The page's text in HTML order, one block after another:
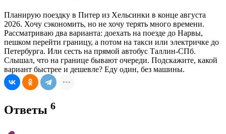
Планирую поездку в Питер из Хельсинки в конце августа
2026. Хочу сэкономить, но не хочу терять много времени.
Рассматриваю два варианта: доехать на поезде до Нарвы,
пешком перейти границу, а потом на такси или электричке до
Петербурга. Или сесть на прямой автобус Таллин-СПб.
Слышал, что на границе бывают очереди. Подскажите, какой
вариант быстрее и дешевле? Еду один, без машины.
Ответы 6